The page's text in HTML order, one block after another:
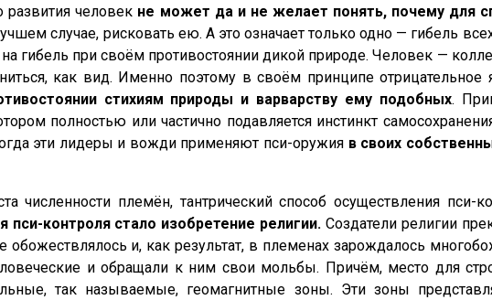
человек не может да и не желает понять, почему для
случае, рисковать ею. А это означает только одно — гибель
гибель при своём противостоянии дикой природе. Человек —
как вид. Именно поэтому в своём принципе отрицательное
стихиям природы и варварству ему подобных.
полностью или частично подавляется инстинкт
эти лидеры и вожди применяют пси-оружия в своих
племён, тантрический способ осуществления пси-
контроля стало изобретение религии. Создатели религии
и, как результат, в племенах зарождалось
и обращали к ним свои мольбы. Причём, место для
так называемые, геомагнитные зоны. Эти зоны